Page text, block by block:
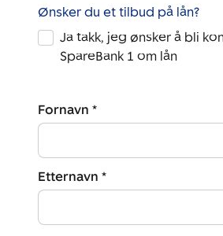
Ønsker du et tilbud på lån?
Ja takk, jeg ønsker å bli
SpareBank 1 om lån
Fornavn *
Etternavn *